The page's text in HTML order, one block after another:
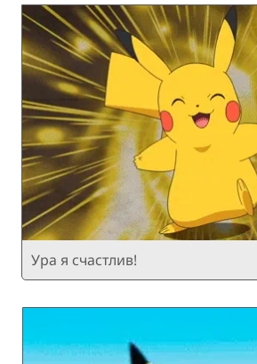
Ура я счастлив!